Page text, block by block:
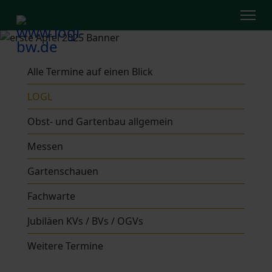
Alle Termine auf einen Blick
LOGL
Obst- und Gartenbau allgemein
Messen
Gartenschauen
Fachwarte
Jubiläen KVs / BVs / OGVs
Weitere Termine